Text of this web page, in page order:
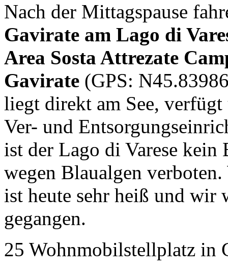
Nach der Mittagspause
Gavirate am Lago di
Area Sosta Attrezate
Gavirate (GPS:
liegt direkt am See, verfügt
Ver- und
ist der Lago di Varese kein
wegen Blaualgen
ist heute sehr heiß und wir
gegangen.
25 Wohnmobilstellplatz in